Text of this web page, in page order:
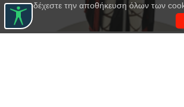
αποδέχεστε την αποθήκευση όλων των